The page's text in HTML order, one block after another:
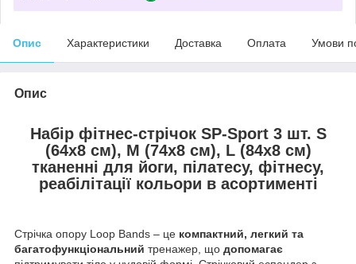
Опис Характеристики Доставка Оплата Умови
Опис
Набір фітнес-стрічок SP-Sport3шт. S
(64x8 см), M (74x8 см), L (84x8 см)
тканенні для йоги, пілатесу, фітнесу,
реабілітаціїкольори в асортименті
Стрічка опору Loop Bands – це компактний, легкий та
багатофункціональний тренажер, що допомагає